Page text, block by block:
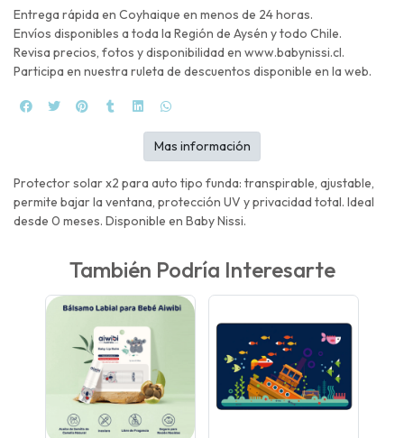
Entrega rápida en Coyhaique en menos de 24 horas.
Envíos disponibles a toda la Región de Aysén y todo Chile.
Revisa precios, fotos y disponibilidad en www.babynissi.cl.
Participa en nuestra ruleta de descuentos disponible en la web.
Protector solar x2 para auto tipo funda: transpirable, ajustable,
permite bajar la ventana, protección UV y privacidad total. Ideal
desde 0 meses. Disponible en Baby Nissi.
Mas información
También Podría Interesarte